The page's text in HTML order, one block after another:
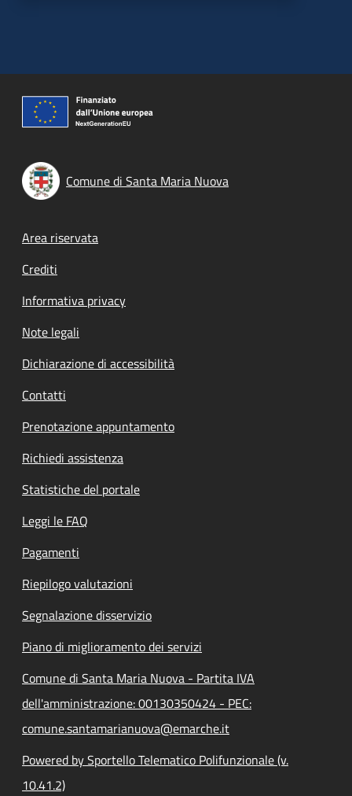
Comune di Santa Maria Nuova
Footer menu
Area riservata
Crediti
Informativa privacy
Note legali
Dichiarazione di accessibilità
Contatti
Prenotazione appuntamento
Richiedi assistenza
Statistiche del portale
Leggi le FAQ
Pagamenti
Riepilogo valutazioni
Segnalazione disservizio
Piano di miglioramento dei servizi
Comune di Santa Maria Nuova - Partita IVA
dell'amministrazione: 00130350424 - PEC:
comune.santamarianuova@emarche.it
Powered by Sportello Telematico Polifunzionale (v.
10.41.2)